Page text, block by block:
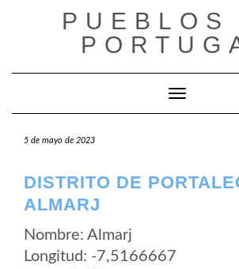
PUEBLOS
Cambiar
5 de mayo de 2023
DISTRITO DE
ALMARJ
Nombre: Almarj
Longitud: -7,5166667